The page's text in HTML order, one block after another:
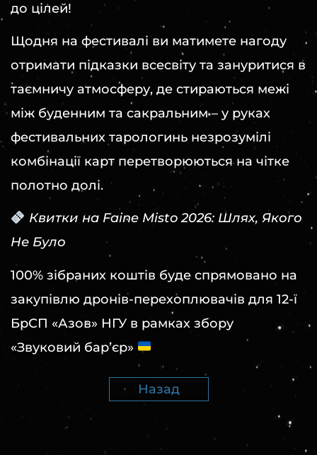
до цілей!
Щодня на фестивалі ви матимете нагоду
отримати підказки всесвіту та зануритися в
таємничу атмосферу, де стираються межі
між буденним та сакральним – у руках
фестивальних тарологинь незрозумілі
комбінації карт перетворюються на чітке
полотно долі.
Квитки на Faine Misto 2026: Шлях, Якого
Не Було
100% зібраних коштів буде спрямовано на
закупівлю дронів-перехоплювачів для 12-ї
БрСП «Азов» НГУ в рамках збору
«Звуковий барʼєр»
Назад